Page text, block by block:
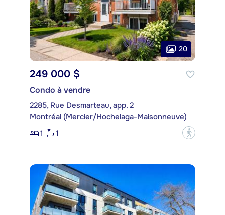
20
249 000 $
Condo à vendre
2285, Rue Desmarteau, app. 2
Montréal (Mercier/Hochelaga-Maisonneuve)
1
1 ?